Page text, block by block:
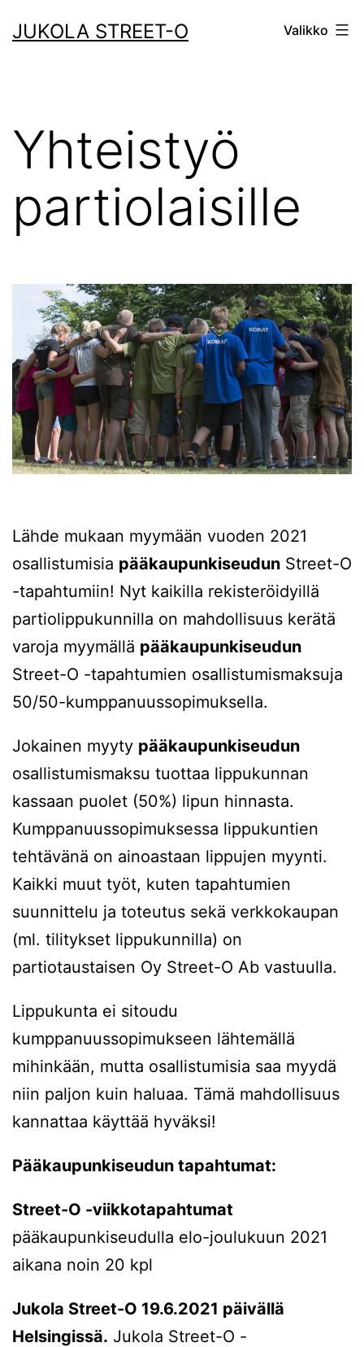
sisältöön
JUKOLA STREET-O Valikko
Yhteistyö
partiolaisille
Lähde mukaan myymään vuoden 2021
osallistumisia pääkaupunkiseudun Street-O
-tapahtumiin! Nyt kaikilla rekisteröidyillä
partiolippukunnilla on mahdollisuus kerätä
varoja myymällä pääkaupunkiseudun
Street-O -tapahtumien osallistumismaksuja
50/50-kumppanuussopimuksella.
Jokainen myyty pääkaupunkiseudun
osallistumismaksu tuottaa lippukunnan
kassaan puolet (50%) lipun hinnasta.
Kumppanuussopimuksessa lippukuntien
tehtävänä on ainoastaan lippujen myynti.
Kaikki muut työt, kuten tapahtumien
suunnittelu ja toteutus sekä verkkokaupan
(ml. tilitykset lippukunnilla) on
partiotaustaisen Oy Street-O Ab vastuulla.
Lippukunta ei sitoudu
kumppanuussopimukseen lähtemällä
mihinkään, mutta osallistumisia saa myydä
niin paljon kuin haluaa. Tämä mahdollisuus
kannattaa käyttää hyväksi!
Pääkaupunkiseudun tapahtumat:
Street-O -viikkotapahtumat
pääkaupunkiseudulla elo-joulukuun 2021
aikana noin 20 kpl
Jukola Street-O 19.6.2021 päivällä
Helsingissä. Jukola Street-O -